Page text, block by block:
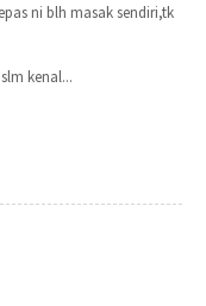
ni blh masak sendiri,tk
kenal...